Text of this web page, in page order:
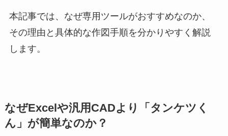
本記事では、なぜ専用ツールがおすすめなのか、
その理由と具体的な作図手順を分かりやすく解説
します。
なぜExcelや汎用CADより「タンケツく
ん」が簡単なのか？